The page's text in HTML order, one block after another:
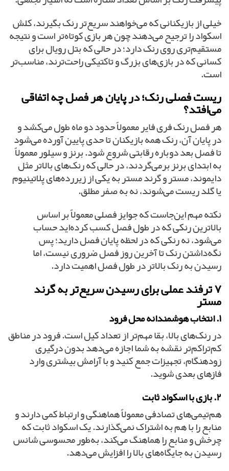
خیلی از بازیکنانی که می‌خواهند سریع‌تر رنک بگیرند، کلش
اسکواد را ترجیح می‌دهند چون هر بازی کوتاه‌تر است و نتیجه
مستقیم‌تری روی رنک دارد؛ در حالی که بتل رویال برای
کسانی که در بازی‌های بزرگ و تاکتیکی راحت‌ترند، مناسب‌تر
است.
ریست فصلی رنک؛ در پایان هر فصل چه اتفاقی
می‌افتد؟
هر فصل رنک فری فایر معمولاً حدود دو ماه طول می‌کشد و
در پایان آن، رنک همه بازیکنان تا حدی پایین آورده می‌شود
تا فصل بعد دوباره رقابتی شروع شود. برنز و سیلور معمولاً
به ابتدای برنز برمی‌گردند، در حالی که رنک‌های بالاتر مثل
دایموند، مستر و گرند مستر به یکی از زیررده‌های پلاتینیوم
یا گلد ریست می‌شوند، نه به صفر مطلق.
نکته مهم این‌جاست که جوایز فصلی معمولاً بر اساس
بالاترین رنکی که در طول فصل کسب کرده‌اید حساب
می‌شود، نه رنکی که در لحظه پایان فصل دارید؛ پس
نگه‌داشتن رنک تا آخرین روز فصل ضروری نیست، اما
رسیدن به رنک بالاتر در طول فصل اهمیت دارد.
۷ ترفند عملی برای رسیدن سریع‌تر به گرند
مستر
۱. انتخاب هوشمندانه محل فرود
در رنک‌های بالا، بقا مهم‌تر از تعداد کیل است. فرود در مناطق
کم‌تراکم‌تر نقشه به شما اجازه می‌دهد بدون درگیری
زودهنگام، تجهیزات جمع کنید و با آرامش بیشتری وارد
فازهای بعدی شوید.
۲. بازی با اسکواد ثابت
هم‌تیمی‌های تصادفی معمولاً هماهنگی و ارتباط کمی دارند و
منابع را با هم به اشتراک نمی‌گذارند. یک اسکواد ثابت که
چرخش و منابع را هماهنگ می‌کند، به‌طور محسوسی شانس
رسیدن به جایگاه‌های بالا را افزایش می‌دهد.